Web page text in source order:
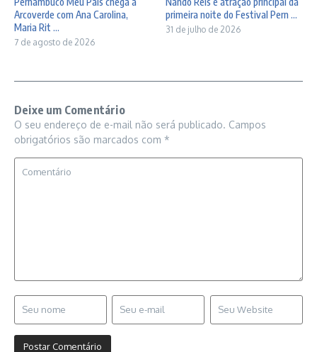
Arcoverde com Ana Carolina,
Maria Rit ...
7 de agosto de 2026
primeira noite do Festival Pern ...
31 de julho de 2026
Deixe um Comentário
O seu endereço de e-mail não será publicado. Campos
obrigatórios são marcados com *